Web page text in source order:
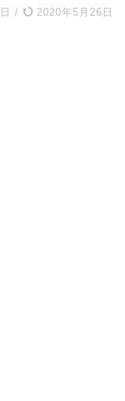
/ 2020年5月26日